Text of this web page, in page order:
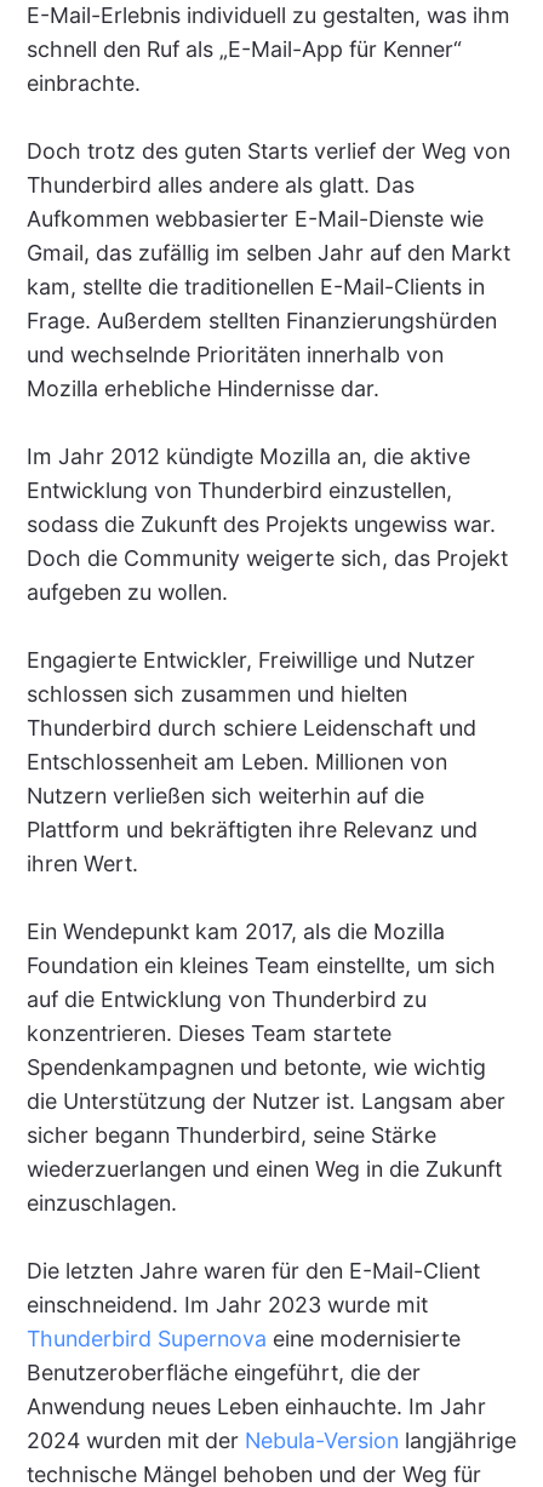
E-Mail-Erlebnis individuell zu gestalten, was ihm
schnell den Ruf als „E-Mail-App für Kenner“
einbrachte.
Doch trotz des guten Starts verlief der Weg von
Thunderbird alles andere als glatt. Das
Aufkommen webbasierter E-Mail-Dienste wie
Gmail, das zufällig im selben Jahr auf den Markt
kam, stellte die traditionellen E-Mail-Clients in
Frage. Außerdem stellten Finanzierungshürden
und wechselnde Prioritäten innerhalb von
Mozilla erhebliche Hindernisse dar.
Im Jahr 2012 kündigte Mozilla an, die aktive
Entwicklung von Thunderbird einzustellen,
sodass die Zukunft des Projekts ungewiss war.
Doch die Community weigerte sich, das Projekt
aufgeben zu wollen.
Engagierte Entwickler, Freiwillige und Nutzer
schlossen sich zusammen und hielten
Thunderbird durch schiere Leidenschaft und
Entschlossenheit am Leben. Millionen von
Nutzern verließen sich weiterhin auf die
Plattform und bekräftigten ihre Relevanz und
ihren Wert.
Ein Wendepunkt kam 2017, als die Mozilla
Foundation ein kleines Team einstellte, um sich
auf die Entwicklung von Thunderbird zu
konzentrieren. Dieses Team startete
Spendenkampagnen und betonte, wie wichtig
die Unterstützung der Nutzer ist. Langsam aber
sicher begann Thunderbird, seine Stärke
wiederzuerlangen und einen Weg in die Zukunft
einzuschlagen.
Die letzten Jahre waren für den E-Mail-Client
einschneidend. Im Jahr 2023 wurde mit
Thunderbird Supernova eine modernisierte
Benutzeroberfläche eingeführt, die der
Anwendung neues Leben einhauchte. Im Jahr
2024 wurden mit der Nebula-Version langjährige
technische Mängel behoben und der Weg für